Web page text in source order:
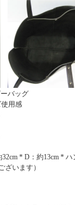
バッグ
用感
* D：約13cm *
ざいます）